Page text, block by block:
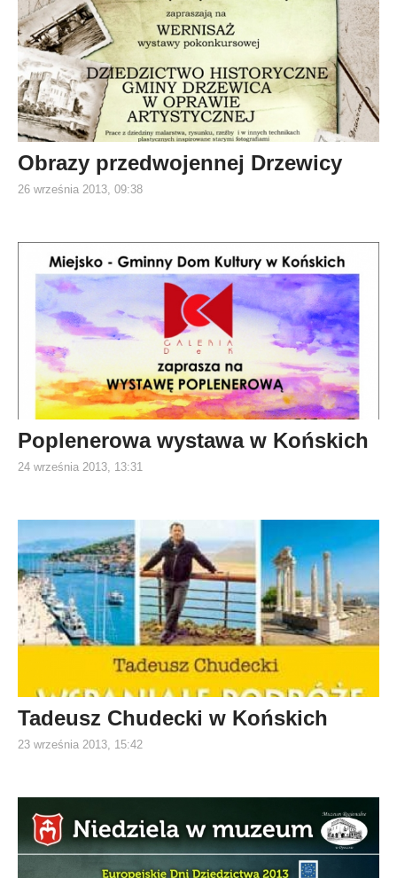
Obrazy przedwojennej Drzewicy
26 września 2013, 09:38
Poplenerowa wystawa w Końskich
24 września 2013, 13:31
Tadeusz Chudecki w Końskich
23 września 2013, 15:42